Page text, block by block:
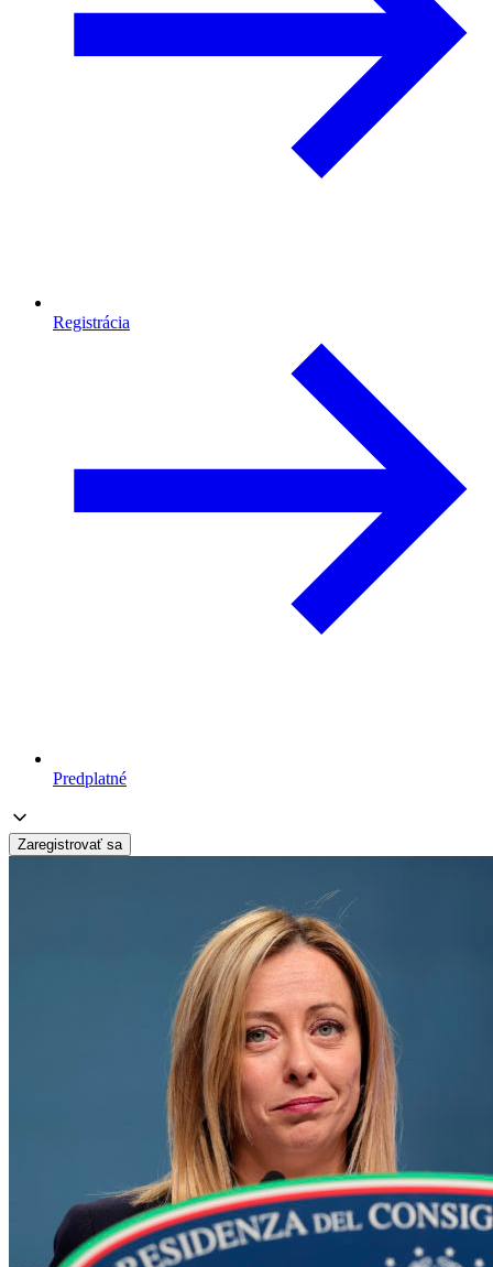
Registrácia
Predplatné
Zaregistrovať sa